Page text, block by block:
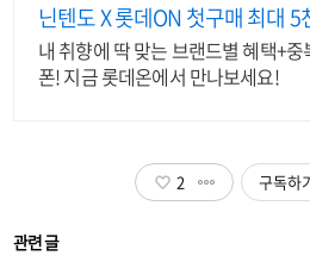
닌텐도 X 롯데ON 첫구매 최대 5
혜택!
내 취향에 딱 맞는 브랜드별 혜택+중
폰! 지금 롯데온에서 만나보세요!
2 구독하